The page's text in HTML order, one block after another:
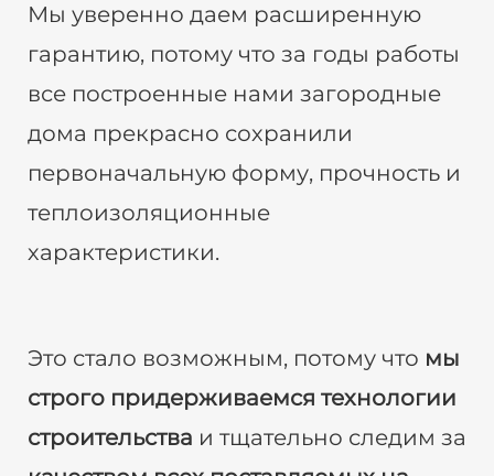
Мы уверенно даем расширенную
гарантию, потому что за годы работы
все построенные нами загородные
дома прекрасно сохранили
первоначальную форму, прочность и
теплоизоляционные
характеристики.
Это стало возможным, потому что мы
строго придерживаемся технологии
строительства и тщательно следим за